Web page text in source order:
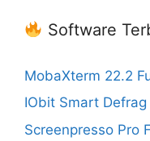
Software
MobaXterm 22.2
IObit Smart
Screenpresso Pro